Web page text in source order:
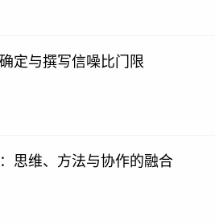
定与撰写信噪比门限
思维、方法与协作的融合